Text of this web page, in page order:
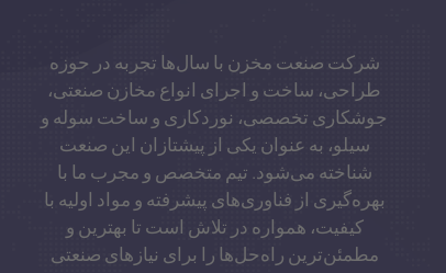
شرکت صنعت مخزن با سال‌ها تجربه در حوزه
طراحی، ساخت و اجرای انواع مخازن صنعتی،
جوشکاری تخصصی، نوردکاری و ساخت سوله و
سیلو، به عنوان یکی از پیشتازان این صنعت
شناخته می‌شود. تیم متخصص و مجرب ما با
بهره‌گیری از فناوری‌های پیشرفته و مواد اولیه با
کیفیت، همواره در تلاش است تا بهترین و
مطمئن‌ترین راه‌حل‌ها را برای نیازهای صنعتی